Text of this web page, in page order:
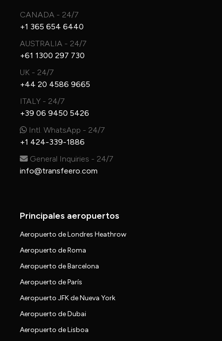
CANADA - 24/7
+1 365 654 6440
AUSTRALIA - 24/7
+61 1300 297 730
UK - 24/7
+44 20 4586 9665
ITALY - 24/7
+39 06 9450 5426
Intl. WhatsApp - 24/7
+1 424-339-1886
General Inquiries - 24/7
info@transfeero.com
Principales aeropuertos
Aeropuerto de Londres Heathrow
Aeropuerto de Roma
Aeropuerto de Barcelona
Aeropuerto de París
Aeropuerto JFK de Nueva York
Aeropuerto de Dubai
Aeropuerto de Lisboa